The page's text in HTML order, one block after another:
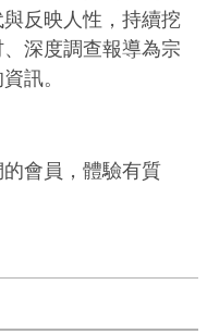
反映人性，持續挖
深度調查報導為宗
訊。
會員，體驗有質